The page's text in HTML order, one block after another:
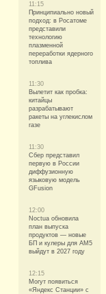
11:15
Принципиально новый
подход: в Росатоме
представили
технологию
плазменной
переработки ядерного
топлива
11:30
Вылетит как пробка:
китайцы
разрабатывают
ракеты на углекислом
газе
11:30
Сбер представил
первую в России
диффузионную
языковую модель
GFusion
12:00
Noctua обновила
план выпуска
продуктов — новые
БП и кулеры для AM5
выйдут в 2027 году
12:15
Могут появиться
«Яндекс Станции» с